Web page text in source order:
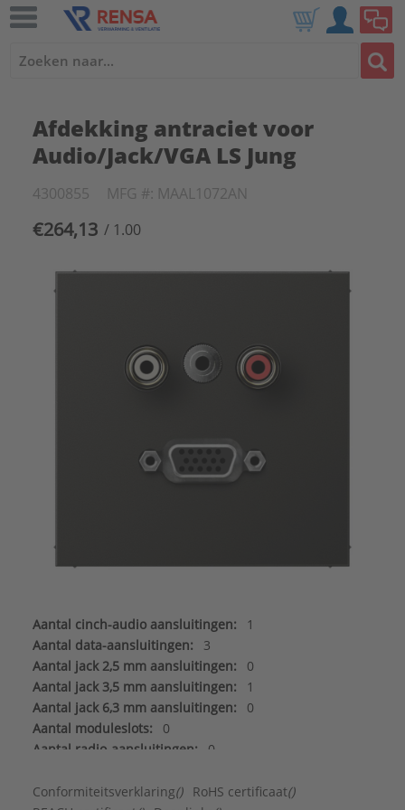
Afdekking antraciet voor
Audio/Jack/VGA LS Jung
4300855 MFG #: MAAL1072AN
€264,13 / 1.00
Aantal cinch-audio aansluitingen:
1
Aantal data-aansluitingen:
3
Aantal jack 2,5 mm aansluitingen:
0
Aantal jack 3,5 mm aansluitingen:
1
Aantal jack 6,3 mm aansluitingen:
0
Aantal moduleslots:
0
Aantal radio-aansluitingen:
0
Aantal Sub-D aansluitingen 15-polig:
0
Conformiteitsverklaring() RoHS certificaat()